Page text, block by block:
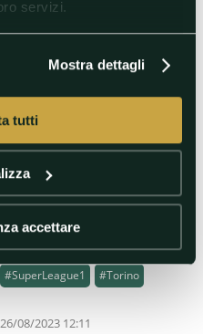
servizi.
Mostra dettagli
tutti
accettare
28/08/2023 14:04
Meité ufficiale al PAOK
Salonicco
Milan e Cremonese approda in
Grecia (dal Benfica) in prestito
con diritto di riscatto
#SoualihoMeite
#SuperLeague1
#Torino
26/08/2023 12:11